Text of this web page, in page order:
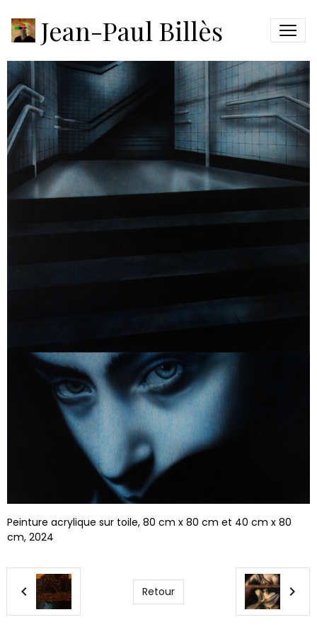
Jean-Paul Billès
ANALOGON #5
Peinture acrylique sur toile, 80 cm x 80 cm et 40 cm x 80
cm, 2024
Retour